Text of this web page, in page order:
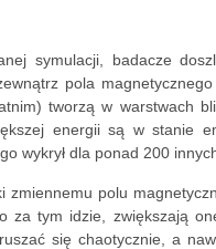
symulacji, badacze
pola
tworzą w warstwach
energii są w stanie
wykrył dla ponad 200
zmiennemu polu
za tym idzie, zwiększają
się chaotycznie, a